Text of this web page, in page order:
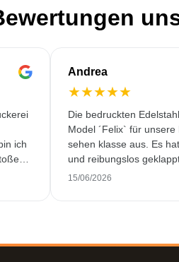
ich
Andrea
★★★★★
Die bedruckten
Model ´Felix` für unsere
sehen klasse aus. Es
und reibungslos
15/06/2026